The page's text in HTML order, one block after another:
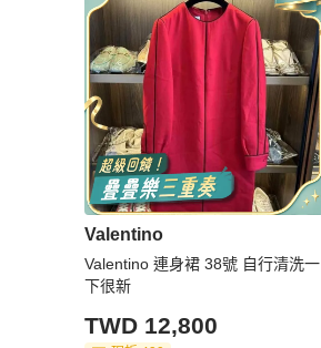
Valentino
Valentino 連身裙 38號 自行清洗一
下很新
TWD 12,800